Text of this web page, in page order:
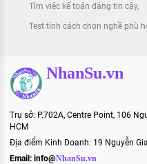
Tìm việc kế toán đáng tin cậy
Test tính cách chọn nghề phù
NhanSu.vn
Trụ sở: P.702A, Centre Point, 106
HCM
Địa điểm Kinh Doanh: 19 Nguyễn
Email: info@NhanSu.vn